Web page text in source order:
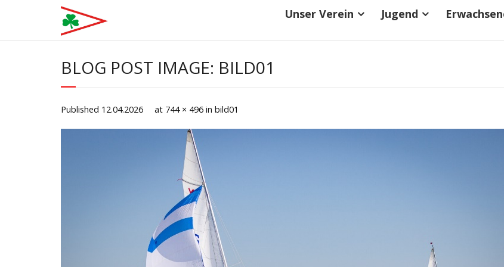
content
Unser Verein Jugend
BLOG POST IMAGE: BILD01
Published 12.04.2026 at 744 × 496 in bild01